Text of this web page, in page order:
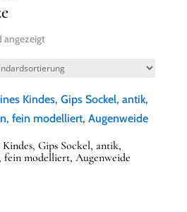
angezeigt
Gips Sockel, antik,
fein modelliert, Augenweide